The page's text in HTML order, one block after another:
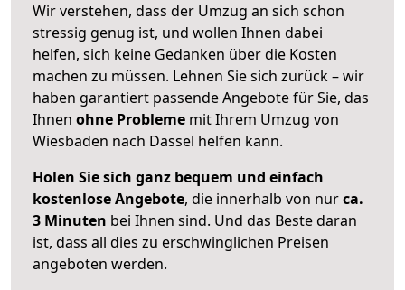
Wir verstehen, dass der Umzug an sich schon
stressig genug ist, und wollen Ihnen dabei
helfen, sich keine Gedanken über die Kosten
machen zu müssen. Lehnen Sie sich zurück – wir
haben garantiert passende Angebote für Sie, das
Ihnen ohne Probleme mit Ihrem Umzug von
Wiesbaden nach Dassel helfen kann.
Holen Sie sich ganz bequem und einfach
kostenlose Angebote, die innerhalb von nurca.
3 Minuten bei Ihnen sind. Und das Beste daran
ist, dass all dies zu erschwinglichen Preisen
angeboten werden.